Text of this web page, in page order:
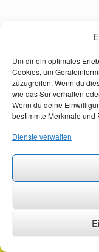
Um dir ein optimales
Cookies, um
zuzugreifen. Wenn du
wie das Surfverhalten
Wenn du deine
bestimmte Merkmale und
Dienste verwalten
©2026 ·erstehilfekurs-